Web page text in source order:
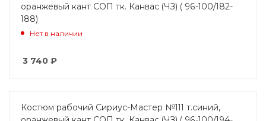
оранжевый кант СОП тк. Канвас (ЧЗ) ( 96-100/182-
188)
Нет в наличии
3 740 ₽
Костюм рабочий Сириус-Мастер №111 т.синий,